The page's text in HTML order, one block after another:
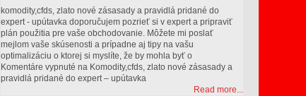
komodity,cfds, zlato nové zásasady a pravidlá pridané do
expert - upútavka doporučujem pozrieť si v expert a pripraviť
plán použitia pre vaše obchodovanie. Môžete mi poslať
mejlom vaše skúsenosti a prípadne aj tipy na vašu
optimalizáciu o ktorej si myslíte, že by mohla byť o
Komentáre vypnuté na Komodity,cfds, zlato nové zásasady a
pravidlá pridané do expert – upútavka
Read more...